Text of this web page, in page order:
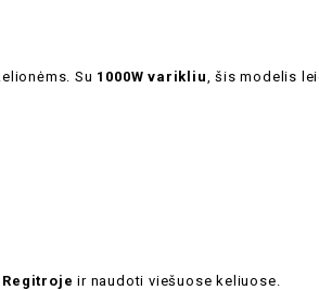
Su 1000W varikliu, šis modelis
ir naudoti viešuose keliuose.